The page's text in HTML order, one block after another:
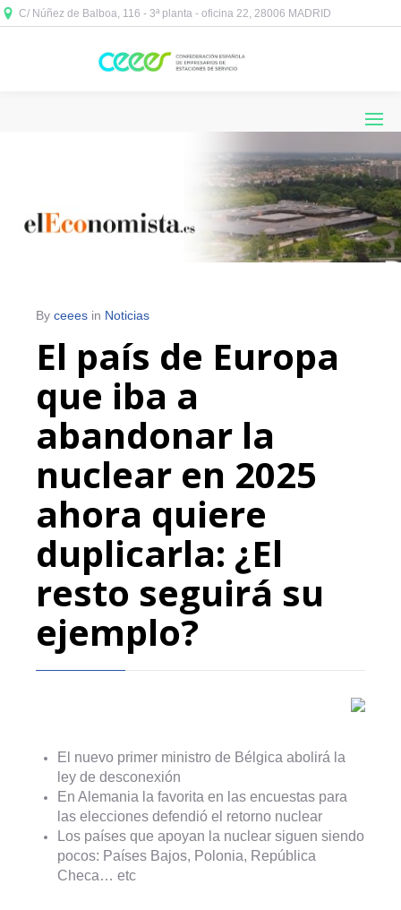
C/ Núñez de Balboa, 116 - 3ª planta - oficina 22, 28006 MADRID
By ceees in Noticias
El país de Europa
que iba a
abandonar la
nuclear en 2025
ahora quiere
duplicarla: ¿El
resto seguirá su
ejemplo?
El nuevo primer ministro de Bélgica abolirá la
ley de desconexión
En Alemania la favorita en las encuestas para
las elecciones defendió el retorno nuclear
Los países que apoyan la nuclear siguen siendo
pocos: Países Bajos, Polonia, República
Checa… etc